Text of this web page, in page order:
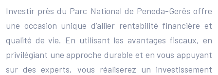
Investir près du Parc National de Peneda-Gerês offre
une occasion unique d’allier rentabilité financière et
qualité de vie. En utilisant les avantages fiscaux, en
privilégiant une approche durable et en vous appuyant
sur des experts, vous réaliserez un investissement